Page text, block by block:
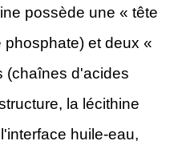
possède une « tête
et deux «
(chaînes d'acides
la lécithine
huile-eau,